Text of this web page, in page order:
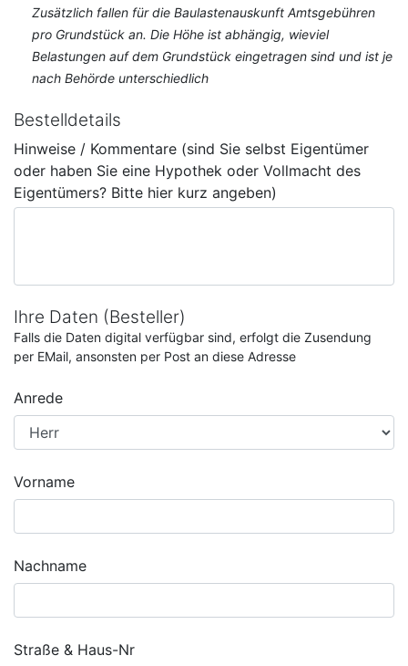
Zusätzlich fallen für die Baulastenauskunft Amtsgebühren
pro Grundstück an. Die Höhe ist abhängig, wieviel
Belastungen auf dem Grundstück eingetragen sind und ist je
nach Behörde unterschiedlich
Bestelldetails
Hinweise / Kommentare (sind Sie selbst Eigentümer
oder haben Sie eine Hypothek oder Vollmacht des
Eigentümers? Bitte hier kurz angeben)
Ihre Daten (Besteller)
Falls die Daten digital verfügbar sind, erfolgt die Zusendung
per EMail, ansonsten per Post an diese Adresse
Anrede
Vorname
Nachname
Straße & Haus-Nr